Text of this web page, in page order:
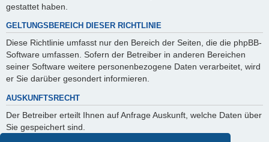
gestattet haben.
GELTUNGSBEREICH DIESER RICHTLINIE
Diese Richtlinie umfasst nur den Bereich der Seiten, die die phpBB-
Software umfassen. Sofern der Betreiber in anderen Bereichen
seiner Software weitere personenbezogene Daten verarbeitet, wird
er Sie darüber gesondert informieren.
AUSKUNFTSRECHT
Der Betreiber erteilt Ihnen auf Anfrage Auskunft, welche Daten über
Sie gespeichert sind.